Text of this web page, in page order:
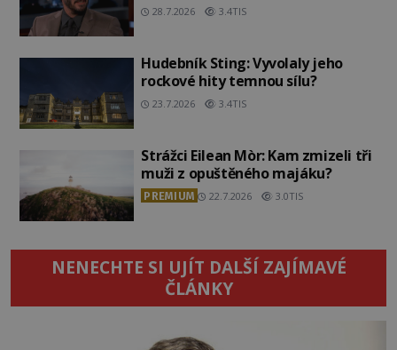
28.7.2026 3.4TIS
Hudebník Sting: Vyvolaly jeho
rockové hity temnou sílu?
23.7.2026 3.4TIS
Strážci Eilean Mòr: Kam zmizeli tři
muži z opuštěného majáku?
PREMIUM 22.7.2026 3.0TIS
NENECHTE SI UJÍT DALŠÍ ZAJÍMAVÉ
ČLÁNKY